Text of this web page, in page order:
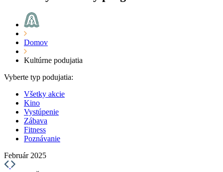
Domov
Kultúrne podujatia
Vyberte typ podujatia:
Všetky akcie
Kino
Vystúpenie
Zábava
Fitness
Poznávanie
Február 2025